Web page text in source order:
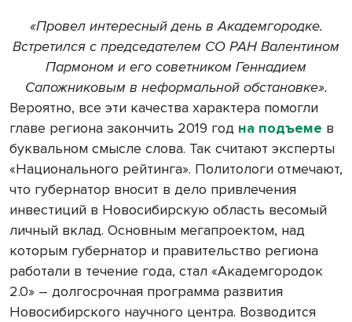
«Провел интересный день в Академгородке.
Встретился с председателем СО РАН Валентином
Пармоном и его советником Геннадием
Сапожниковым в неформальной обстановке».
Вероятно, все эти качества характера помогли
главе региона закончить 2019 год на подъеме в
буквальном смысле слова. Так считают эксперты
«Национального рейтинга». Политологи отмечают,
что губернатор вносит в дело привлечения
инвестиций в Новосибирскую область весомый
личный вклад. Основным мегапроектом, над
которым губернатор и правительство региона
работали в течение года, стал «Академгородок
2.0» – долгосрочная программа развития
Новосибирского научного центра. Возводится